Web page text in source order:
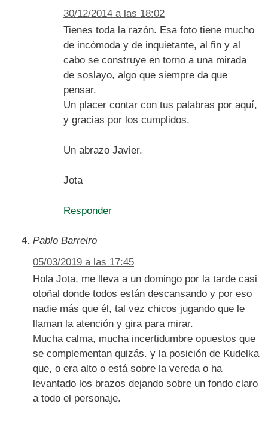
30/12/2014 a las 18:02
Tienes toda la razón. Esa foto tiene mucho
de incómoda y de inquietante, al fin y al
cabo se construye en torno a una mirada
de soslayo, algo que siempre da que
pensar.
Un placer contar con tus palabras por aquí,
y gracias por los cumplidos.
Un abrazo Javier.
Jota
Responder
Pablo Barreiro
05/03/2019 a las 17:45
Hola Jota, me lleva a un domingo por la tarde casi
otoñal donde todos están descansando y por eso
nadie más que él, tal vez chicos jugando que le
llaman la atención y gira para mirar.
Mucha calma, mucha incertidumbre opuestos que
se complementan quizás. y la posición de Kudelka
que, o era alto o está sobre la vereda o ha
levantado los brazos dejando sobre un fondo claro
a todo el personaje.